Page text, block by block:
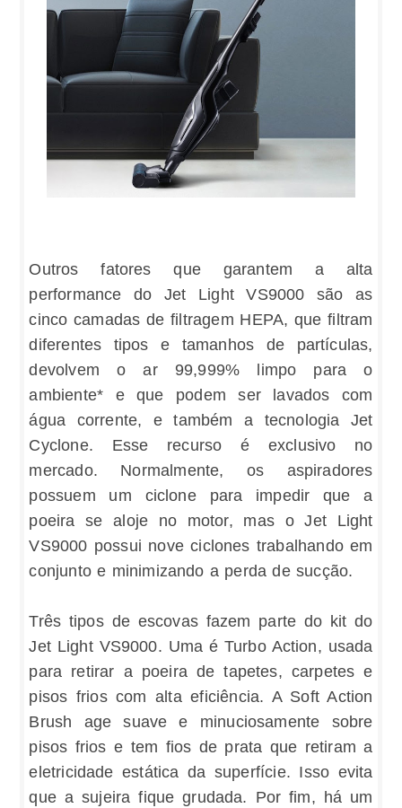
Outros fatores que garantem a alta
performance do Jet Light VS9000 são as
cinco camadas de filtragem HEPA, que filtram
diferentes tipos e tamanhos de partículas,
devolvem o ar 99,999% limpo para o
ambiente* e que podem ser lavados com
água corrente, e também a tecnologia Jet
Cyclone. Esse recurso é exclusivo no
mercado. Normalmente, os aspiradores
possuem um ciclone para impedir que a
poeira se aloje no motor, mas o Jet Light
VS9000 possui nove ciclones trabalhando em
conjunto e minimizando a perda de sucção.
Três tipos de escovas fazem parte do kit do
Jet Light VS9000. Uma é Turbo Action, usada
para retirar a poeira de tapetes, carpetes e
pisos frios com alta eficiência. A Soft Action
Brush age suave e minuciosamente sobre
pisos frios e tem fios de prata que retiram a
eletricidade estática da superfície. Isso evita
que a sujeira fique grudada. Por fim, há um